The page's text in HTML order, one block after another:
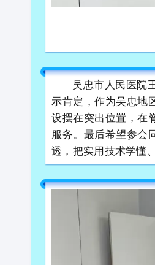
吴忠市人民医院
示肯定，作为吴忠地
设摆在突出位置，在
服务。最后希望参会
透，把实用技术学懂